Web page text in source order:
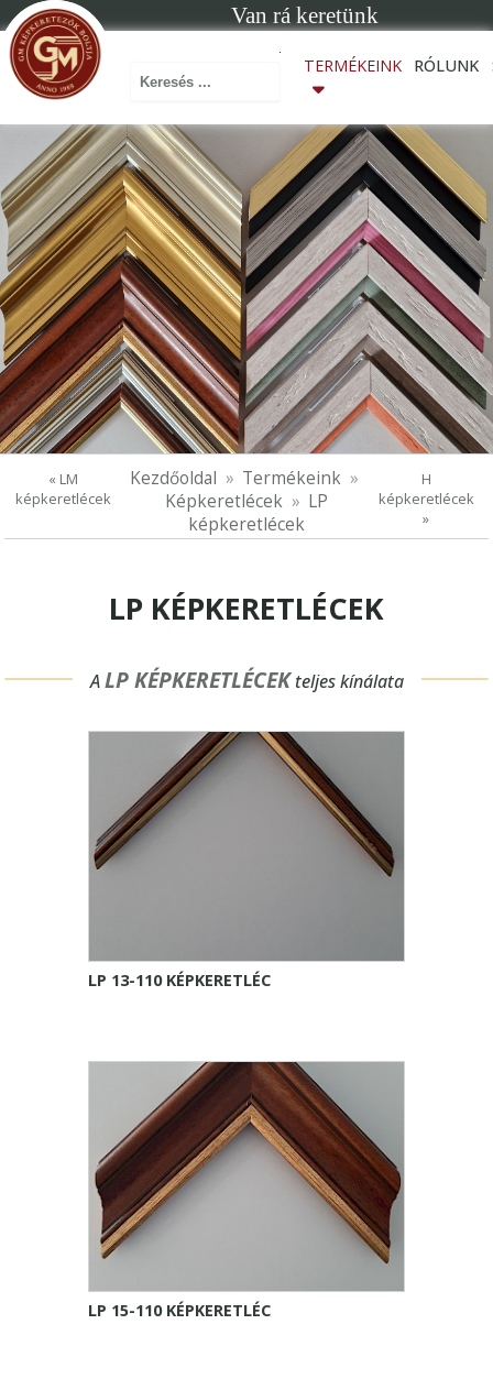
Van rá keretünk
Keresés ...
TERMÉKEINK RÓLUNK
« LM
képkeretlécek
Kezdőoldal
Termékeink
Képkeretlécek
LP
képkeretlécek
H
képkeretlécek
»
LP KÉPKERETLÉCEK
ALP KÉPKERETLÉCEKteljes kínálata
LP 13-110 KÉPKERETLÉC
LP 15-110 KÉPKERETLÉC